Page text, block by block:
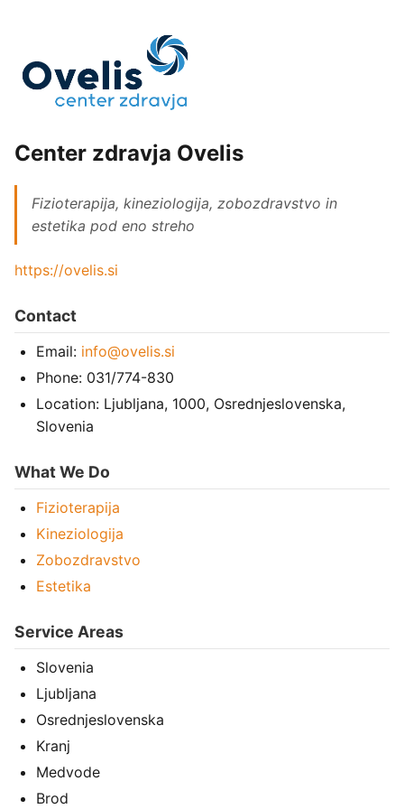
Center zdravja Ovelis
Fizioterapija, kineziologija, zobozdravstvo in
estetika pod eno streho
https://ovelis.si
Contact
Email: info@ovelis.si
Phone: 031/774-830
Location: Ljubljana, 1000, Osrednjeslovenska,
Slovenia
What We Do
Fizioterapija
Kineziologija
Zobozdravstvo
Estetika
Service Areas
Slovenia
Ljubljana
Osrednjeslovenska
Kranj
Medvode
Brod